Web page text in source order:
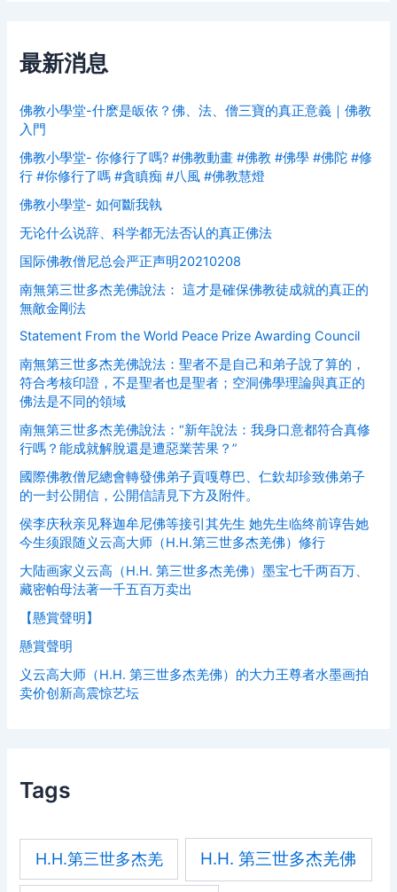
最新消息
佛教小學堂-什麽是皈依？佛、法、僧三寶的真正意義｜佛教
入門
佛教小學堂- 你修行了嗎? #佛教動畫 #佛教 #佛學 #佛陀 #修
行 #你修行了嗎 #貪瞋痴 #八風 #佛教慧燈
佛教小學堂- 如何斷我執
无论什么说辞、科学都无法否认的真正佛法
国际佛教僧尼总会严正声明20210208
南無第三世多杰羌佛說法： 這才是確保佛教徒成就的真正的
無敵金剛法
Statement From the World Peace Prize Awarding Council
南無第三世多杰羌佛說法：聖者不是自己和弟子說了算的，
符合考核印證，不是聖者也是聖者；空洞佛學理論與真正的
佛法是不同的領域
南無第三世多杰羌佛說法：“新年說法：我身口意都符合真修
行嗎？能成就解脫還是遭惡業苦果？”
國際佛教僧尼總會轉發佛弟子貢嘎尊巴、仁欽却珍致佛弟子
的一封公開信，公開信請見下方及附件。
侯李庆秋亲见释迦牟尼佛等接引其先生 她先生临终前谆告她
今生须跟随义云高大师（H.H.第三世多杰羌佛）修行
大陆画家义云高（H.H. 第三世多杰羌佛）墨宝七千两百万、
藏密帕母法著一千五百万卖出
【懸賞聲明】
懸賞聲明
义云高大师（H.H. 第三世多杰羌佛）的大力王尊者水墨画拍
卖价创新高震惊艺坛
Tags
H.H.第三世多杰羌 H.H. 第三世多杰羌佛